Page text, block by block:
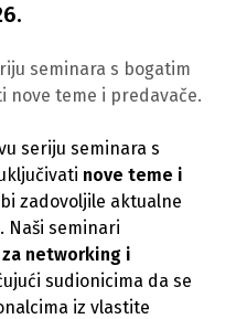
seminara s bogatim
nove teme i predavače.
seriju seminara s
nove teme i
zadovoljile aktualne
Naši seminari
networking i
sudionicima da se
iz vlastite